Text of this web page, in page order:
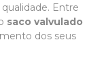
Entre
saco valvulado
dos seus